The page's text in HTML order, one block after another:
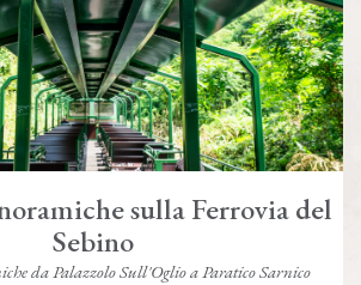
sulla Ferrovia del
Sebino
da Palazzolo Sull'Oglio a Paratico Sarnico